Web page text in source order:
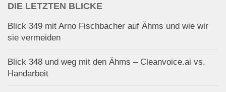
DIE LETZTEN BLICKE
Blick 349 mit Arno Fischbacher auf Ähms und wie wir
sie vermeiden
Blick 348 und weg mit den Ähms – Cleanvoice.ai vs.
Handarbeit